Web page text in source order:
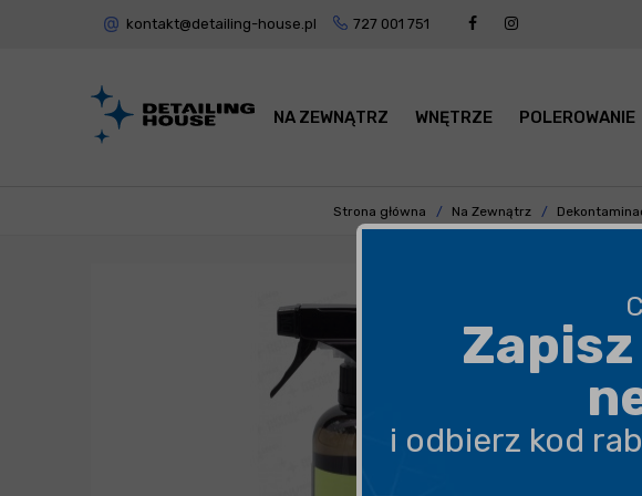
kontakt@detailing-house.pl 727 001 751
NA ZEWNĄTRZ WNĘTRZE POLEROWANIE
Strona główna Na Zewnątrz
i odbierz kod